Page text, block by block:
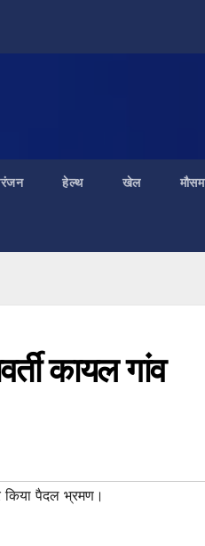
हेल्थ खेल मौसम
कायल गांव
किया पैदल भ्रमण।